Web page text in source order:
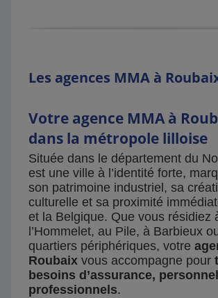
Les agences MMA à
Votre agence MMA à
dans la métropole lilloise
Située dans le département du
est une ville à l’identité forte,
son patrimoine industriel, sa
culturelle et sa proximité
et la Belgique. Que vous résidiez
l’Hommelet, au Pile, à Barbieux
quartiers périphériques, votre
Roubaix vous accompagne pour
besoins d’assurance,
professionnels.